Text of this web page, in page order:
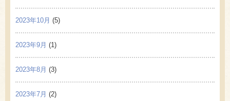
2023年10月 (5)
2023年9月 (1)
2023年8月 (3)
2023年7月 (2)